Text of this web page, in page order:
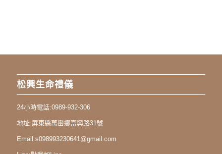
松興生命禮儀
24小時電話:0989-932-306
地址:屏東縣萬巒鄉富興路31號
Email:s098993230641@gmail.com